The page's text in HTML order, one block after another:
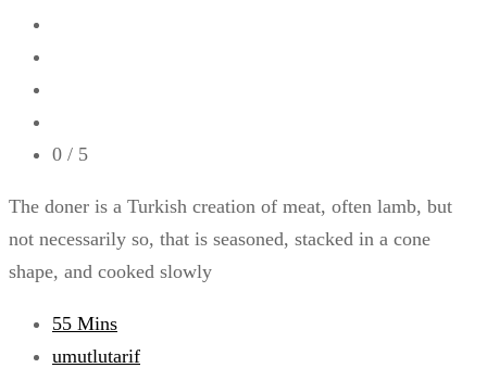
0 / 5
The doner is a Turkish creation of meat, often lamb, but
not necessarily so, that is seasoned, stacked in a cone
shape, and cooked slowly
55 Mins
umutlutarif